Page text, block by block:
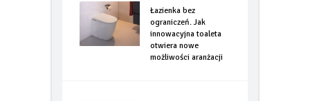
Łazienka bez
ograniczeń. Jak
innowacyjna toaleta
otwiera nowe
możliwości aranżacji